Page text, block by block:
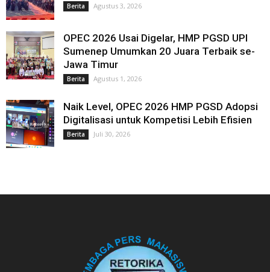
Berita Agustus 3, 2026
OPEC 2026 Usai Digelar, HMP PGSD UPI
Sumenep Umumkan 20 Juara Terbaik se-
Jawa Timur
Berita Agustus 1, 2026
Naik Level, OPEC 2026 HMP PGSD Adopsi
Digitalisasi untuk Kompetisi Lebih Efisien
Berita Juli 30, 2026